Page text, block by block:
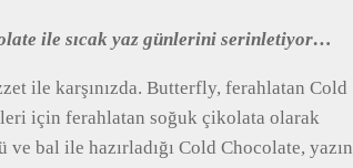
ile sıcak yaz günlerini serinletiyor…
ile karşınızda. Butterfly, ferahlatan Cold
için ferahlatan soğuk çikolata olarak
bal ile hazırladığı Cold Chocolate, yazın